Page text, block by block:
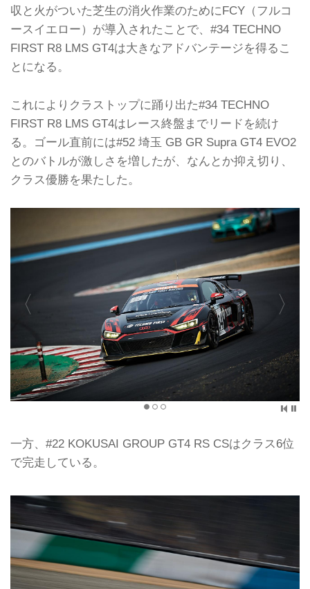
収と火がついた芝生の消火作業のためにFCY（フルコ
ースイエロー）が導入されたことで、#34 TECHNO
FIRST R8 LMS GT4は大きなアドバンテージを得るこ
とになる。
これによりクラストップに踊り出た#34 TECHNO
FIRST R8 LMS GT4はレース終盤までリードを続け
る。ゴール直前には#52 埼玉 GB GR Supra GT4 EVO2
とのバトルが激しさを増したが、なんとか抑え切り、
クラス優勝を果たした。
一方、#22 KOKUSAI GROUP GT4 RS CSはクラス6位
で完走している。